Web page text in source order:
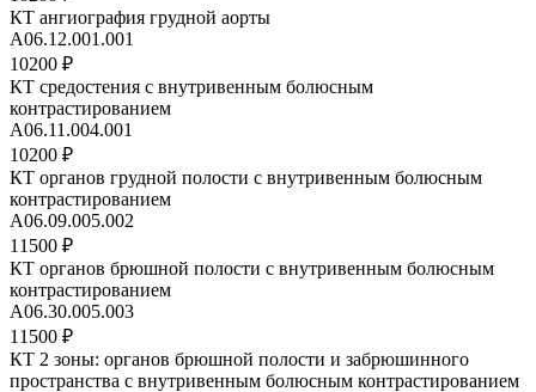
КТ ангиография грудной аорты
A06.12.001.001
10200 ₽
КТ средостения с внутривенным болюсным
контрастированием
A06.11.004.001
10200 ₽
КТ органов грудной полости с внутривенным болюсным
контрастированием
A06.09.005.002
11500 ₽
КТ органов брюшной полости с внутривенным болюсным
контрастированием
A06.30.005.003
11500 ₽
КТ 2 зоны: органов брюшной полости и забрюшинного
пространства с внутривенным болюсным контрастированием